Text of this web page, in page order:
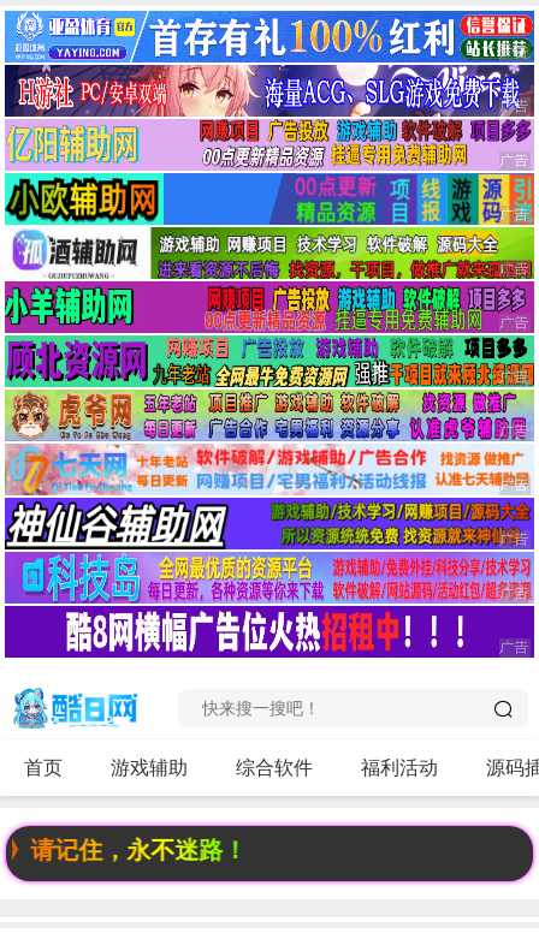
首页 游戏辅助 综合软件 福利活动 源码
记住，永不迷路！